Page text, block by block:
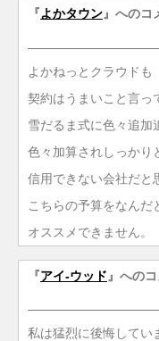
『よかタウン』へのコ
よかねっとクラウドも
契約はうまいこと言っ
雪だるま式に色々追加
色々加算されしっかり
信用できない会社だと
こちらの予算をなんだ
オススメできません。
『アイ-ウッド 』への
私は猛烈に後悔してい